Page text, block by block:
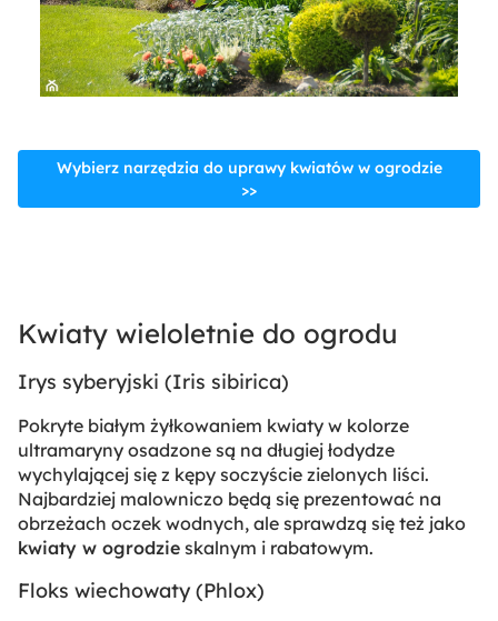
Wybierz narzędzia do uprawy kwiatów w ogrodzie
>>
Kwiaty wieloletnie do ogrodu
Irys syberyjski (Iris sibirica)
Pokryte białym żyłkowaniem kwiaty w kolorze
ultramaryny osadzone są na długiej łodydze
wychylającej się z kępy soczyście zielonych liści.
Najbardziej malowniczo będą się prezentować na
obrzeżach oczek wodnych, ale sprawdzą się też jako
kwiaty w ogrodzie skalnym i rabatowym.
Floks wiechowaty (Phlox)